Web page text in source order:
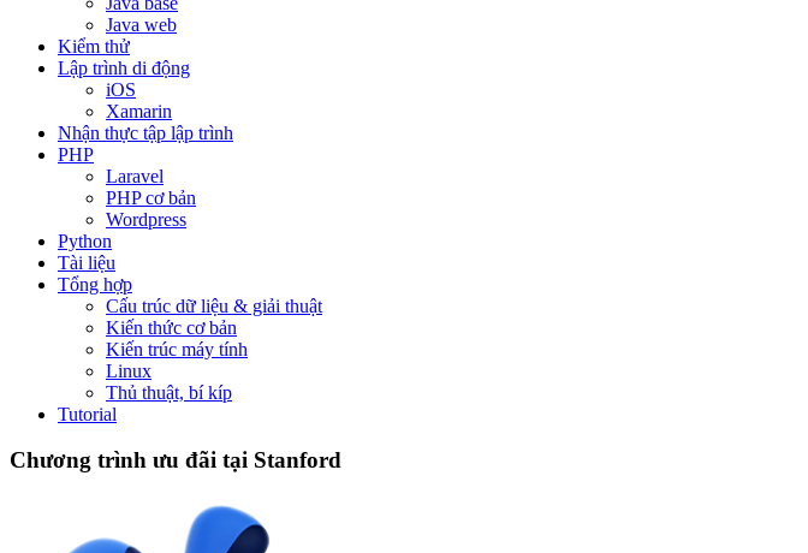
Java web
Kiểm thử
Lập trình di động
iOS
Xamarin
Nhận thực tập lập trình
PHP
Laravel
PHP cơ bản
Wordpress
Python
Tài liệu
Tổng hợp
Cấu trúc dữ liệu & giải thuật
Kiến thức cơ bản
Kiến trúc máy tính
Linux
Thủ thuật, bí kíp
Tutorial
Chương trình ưu đãi tại Stanford